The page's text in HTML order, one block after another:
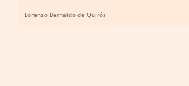
Lorenzo Bernaldo de Quirós